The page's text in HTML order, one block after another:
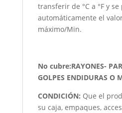
transferir de °C a °F y
automáticamente el
máximo/Min.
No cubre:RAYONES-
GOLPES ENDIDURAS O
CONDICIÓN: Que el
su caja, empaques,